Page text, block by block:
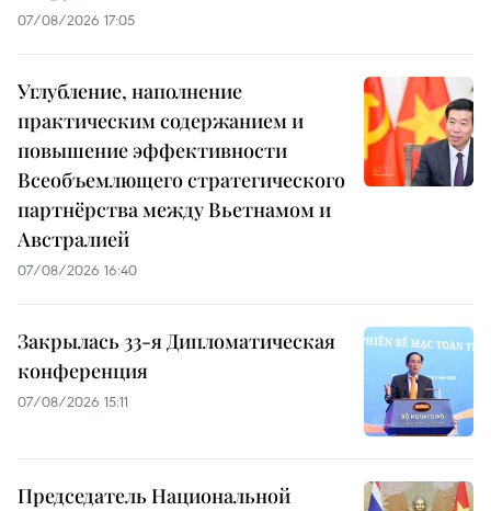
07/08/2026 17:05
Углубление, наполнение
практическим содержанием и
повышение эффективности
Всеобъемлющего стратегического
партнёрства между Вьетнамом и
Австралией
07/08/2026 16:40
Закрылась 33-я Дипломатическая
конференция
07/08/2026 15:11
Председатель Национальной